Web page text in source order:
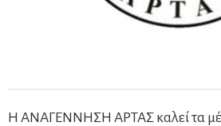
Η ΑΝΑΓΕΝΝΗΣΗ ΑΡΤΑΣ καλεί τα